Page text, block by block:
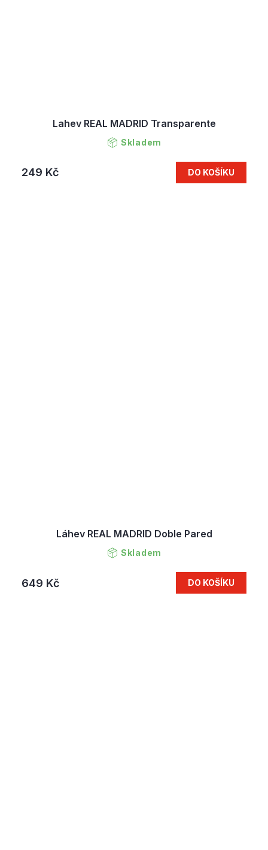
Lahev REAL MADRID Transparente
Skladem
249 Kč DO KOŠÍKU
Láhev REAL MADRID Doble Pared
Skladem
649 Kč DO KOŠÍKU